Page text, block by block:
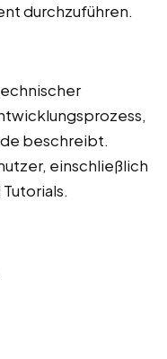
durchzuführen.
beschreibt.
einschließlich